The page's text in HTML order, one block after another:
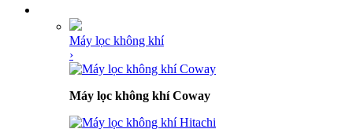
Máy lọc không khí
›
Máy lọc không khí Coway